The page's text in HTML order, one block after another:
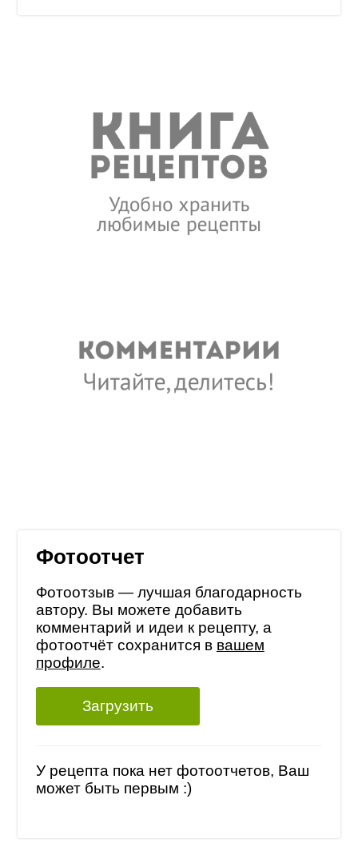
Фотоотчет
Фотоотзыв — лучшая благодарность
автору. Вы можете добавить
комментарий и идеи к рецепту, а
фотоотчёт сохранится в вашем
профиле.
Загрузить
У рецепта пока нет фотоотчетов, Ваш
может быть первым :)